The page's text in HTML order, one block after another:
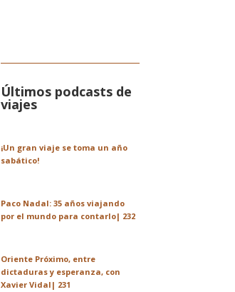
Últimos podcasts de
viajes
¡Un gran viaje se toma un año
sabático!
Paco Nadal: 35 años viajando
por el mundo para contarlo| 232
Oriente Próximo, entre
dictaduras y esperanza, con
Xavier Vidal| 231